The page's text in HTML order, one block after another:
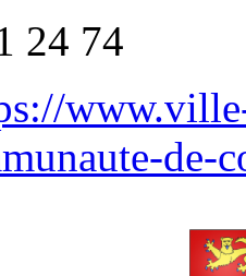
24 74
de-